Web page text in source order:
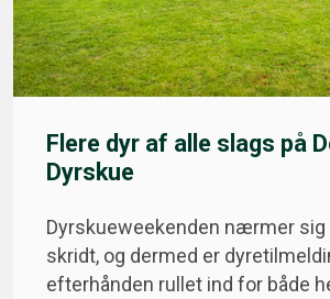
Flere dyr af alle slags på
Dyrskue
Dyrskueweekenden nærmer sig
skridt, og dermed er
efterhånden rullet ind for både